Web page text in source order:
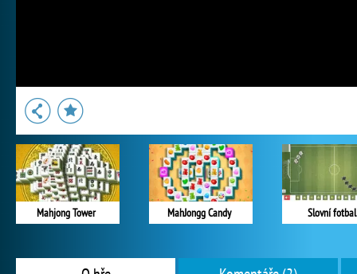
Mahjong Tower MahJongg Candy Slovní fotbal